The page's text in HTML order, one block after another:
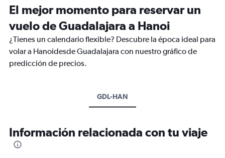
El mejor momento para reservar un
vuelo de Guadalajara a Hanoi
¿Tienes un calendario flexible? Descubre la época ideal para
volar a Hanoidesde Guadalajara con nuestro gráfico de
predicción de precios.
GDL-HAN
Información relacionada con tu viaje